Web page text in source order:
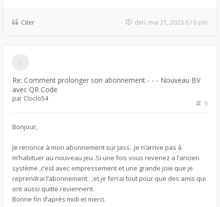
Citer dim. mai 21, 2023 6:16 pm
Re: Comment prolonger son abonnement - - - Nouveau BV
avec QR Code
6
par Cloclo54
Bonjour,
Je renonce à mon abonnement sur Jass. .Je n’arrive pas à
m’habituer au nouveau jeu .Si une fois vous revenez a l’ancien
système ,c’est avec empressement et une grande joie que je
reprendrai l’abonnement . ,et je ferrai tout pour que des amis qui
ont aussi quitte.reviennent.
Bonne fin d’après midi et merci.